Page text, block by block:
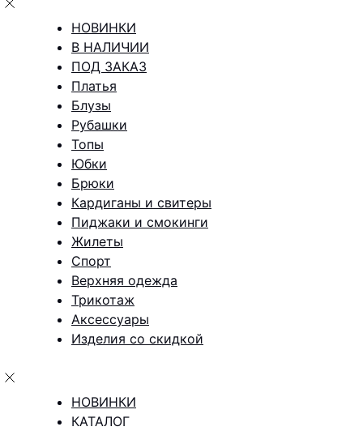
НОВИНКИ
В НАЛИЧИИ
ПОД ЗАКАЗ
Платья
Блузы
Рубашки
Топы
Юбки
Брюки
Кардиганы и свитеры
Пиджаки и смокинги
Жилеты
Спорт
Верхняя одежда
Трикотаж
Аксессуары
Изделия со скидкой
НОВИНКИ
КАТАЛОГ